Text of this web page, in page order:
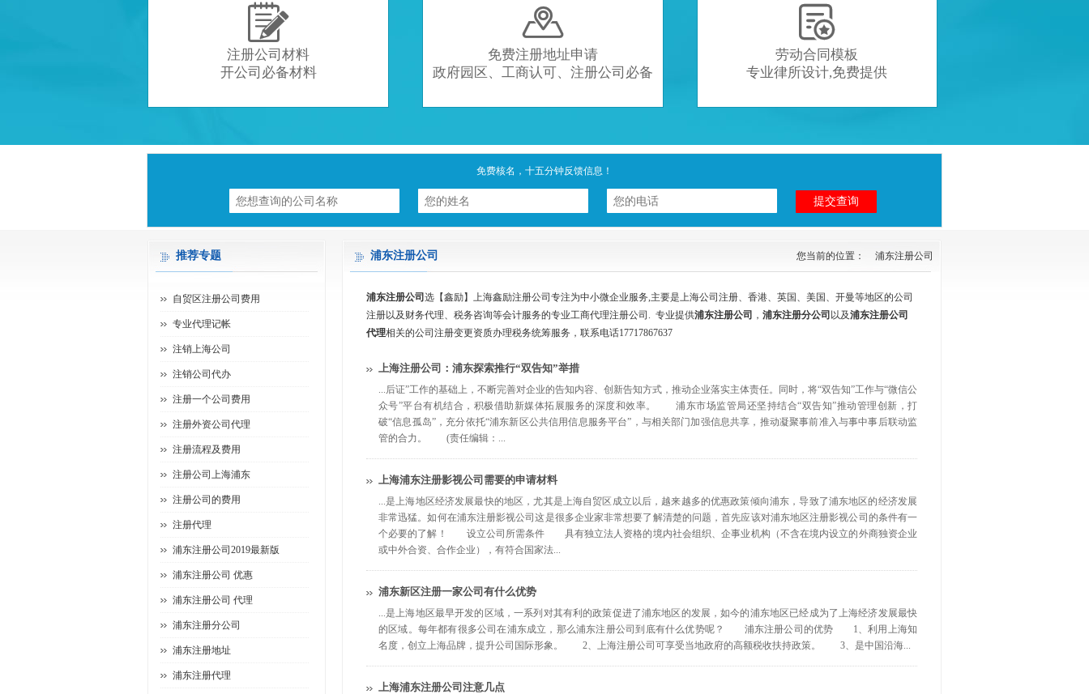

注册公司材料
开公司必备材料

免费注册地址申请
政府园区、工商认可、注册公司必备

劳动合同模板
专业律所设计,免费提供
免费核名，十五分钟反馈信息！
浦东注册公司 您当前的位置： 浦东注册公司
浦东注册公司 选【鑫励】上海鑫励注册公司专注为中小微企业服务,主要是上海公司注册、香港、英国、美国、开曼等地区的公司
注册以及财务代理、税务咨询等会计服务的专业工商代理注册公司. 专业提供浦东注册公司 ， 浦东注册分公司 以及浦东注册公司
代理相关的公司注册变更资质办理税务统筹服务，联系电话17717867637
上海注册公司：浦东探索推行“双告知”举措
...后证”工作的基础上，不断完善对企业的告知内容、创新告知方式，推动企业落实主体责任。同时，将“双告知”工作与“微信公
众号”平台有机结合，积极借助新媒体拓展服务的深度和效率。 浦东市场监管局还坚持结合“双告知”推动管理创新，打
破“信息孤岛”，充分依托“浦东新区公共信用信息服务平台”，与相关部门加强信息共享，推动凝聚事前准入与事中事后联动监
管的合力。 (责任编辑：...
上海浦东注册影视公司需要的申请材料
...是上海地区经济发展最快的地区，尤其是上海自贸区成立以后，越来越多的优惠政策倾向浦东，导致了浦东地区的经济发展
非常迅猛。如何在浦东注册影视公司这是很多企业家非常想要了解清楚的问题，首先应该对浦东地区注册影视公司的条件有一
个必要的了解！ 设立公司所需条件 具有独立法人资格的境内社会组织、企事业机构（不含在境内设立的外商独资企业
或中外合资、合作企业），有符合国家法...
浦东新区注册一家公司有什么优势
...是上海地区最早开发的区域，一系列对其有利的政策促进了浦东地区的发展，如今的浦东地区已经成为了上海经济发展最快
的区域。每年都有很多公司在浦东成立，那么浦东注册公司到底有什么优势呢？ 浦东注册公司的优势 1、利用上海知
名度，创立上海品牌，提升公司国际形象。 2、上海注册公司可享受当地政府的高额税收扶持政策。 3、是中国沿海...
上海浦东注册公司注意几点
推荐专题
自贸区注册公司费用
专业代理记帐
注销上海公司
注销公司代办
注册一个公司费用
注册外资公司代理
注册流程及费用
注册公司上海浦东
注册公司的费用
注册代理
浦东注册公司2019最新版
浦东注册公司 优惠
浦东注册公司 代理
浦东注册分公司
浦东注册地址
浦东注册代理